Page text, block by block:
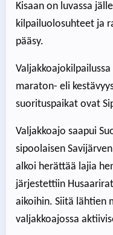
Kisaan on luvassa
kilpailuolosuhteet ja
pääsy.
maraton- eli
suorituspaikat ovat
Valjakkoajo saapui
sipoolaisen
alkoi herättää lajia
järjestettiin
aikoihin. Siitä lähtien
valjakkoajossa